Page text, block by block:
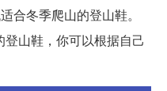
合冬季爬山的登山鞋。
山鞋，你可以根据自己